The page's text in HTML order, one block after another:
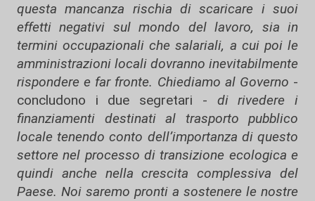
questa mancanza rischia di scaricare i suoi
effetti negativi sul mondo del lavoro, sia in
termini occupazionali che salariali, a cui poi le
amministrazioni locali dovranno inevitabilmente
rispondere e far fronte. Chiediamo al Governo -
concludono i due segretari - di rivedere i
finanziamenti destinati al trasporto pubblico
locale tenendo conto dell’importanza di questo
settore nel processo di transizione ecologica e
quindi anche nella crescita complessiva del
Paese. Noi saremo pronti a sostenere le nostre